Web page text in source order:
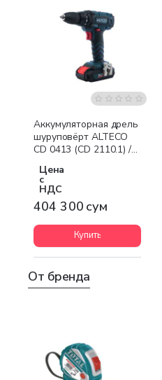
Аккумуляторная дрель
шуруповёрт ALTECO
CD 0413 (CD 2110.1) /
Цена
с
НДС
404 300 сум
Купить
От бренда